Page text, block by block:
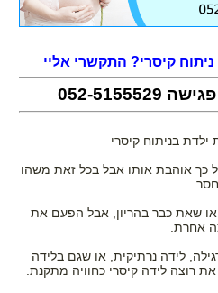
קיסרי? התקשרי אליי
בניתוח קיסרי
כך אוהבת אותו אבל בכל זאת משהו
חסר...
או שאת כבר בהריון, אבל הפעם את
אחרת.
לידה נרתיקית, או שגם בלידה
רוצה לידה קיסרי כחוויה מתקנת.